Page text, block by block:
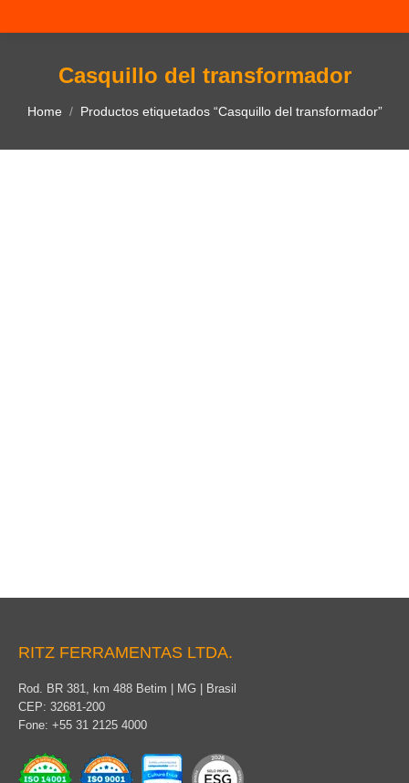
Casquillo del transformador
You are here:
Home Productos etiquetados “Casquillo del transformador”
RITZ FERRAMENTAS LTDA.
Rod. BR 381, km 488 Betim | MG | Brasil
CEP: 32681-200
Fone: +55 31 2125 4000